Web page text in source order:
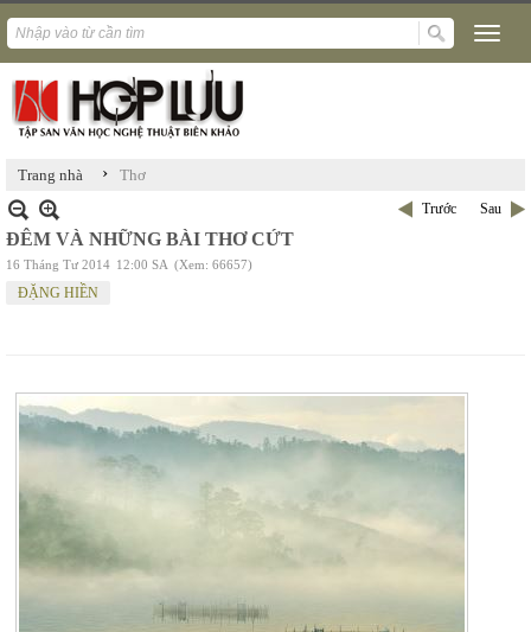
Trang nhà › Thơ
Trước Sau
ĐÊM VÀ NHỮNG BÀI THƠ CỨT
16 Tháng Tư 2014 12:00 SA (Xem: 66657)
ĐẶNG HIỀN